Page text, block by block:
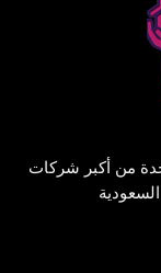
من أكبر شركات